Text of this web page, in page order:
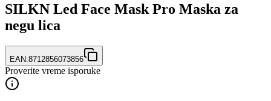
SILKN Led Face Mask Pro Maska za
negu lica
EAN:8712856073856
Proverite vreme isporuke